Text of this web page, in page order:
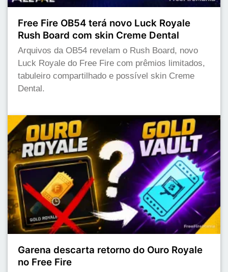
Free Fire OB54 terá novo Luck Royale
Rush Board com skin Creme Dental
Arquivos da OB54 revelam o Rush Board, novo
Luck Royale do Free Fire com prêmios limitados,
tabuleiro compartilhado e possível skin Creme
Dental.
Garena descarta retorno do Ouro Royale
no Free Fire